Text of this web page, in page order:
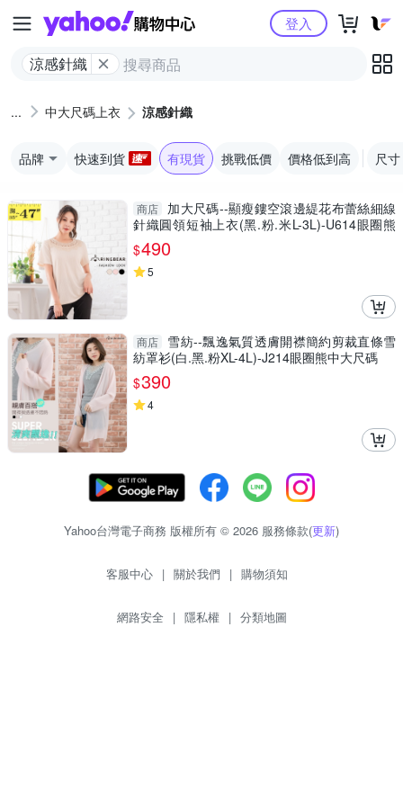
Yahoo購物中心
涼感針織
登入
中大尺碼上衣 涼感針織
品牌 快速到貨 有現貨 挑戰低價 價格低到高 尺寸
商店
加大尺碼--顯瘦鏤空滾邊緹花布蕾絲細線
針織圓領短袖上衣(黑.粉.米L-3L)-U614眼圈熊
中大尺碼
$490
5
商店
雪紡--飄逸氣質透膚開襟簡約剪裁直條雪
紡罩衫(白.黑.粉XL-4L)-J214眼圈熊中大尺碼
$390
4
Yahoo台灣電子商務 版權所有 © 2026 服務條款(更新)
客服中心 | 關於我們 | 購物須知
網路安全 | 隱私權 | 分類地圖